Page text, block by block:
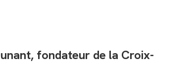
fondateur de la Croix-